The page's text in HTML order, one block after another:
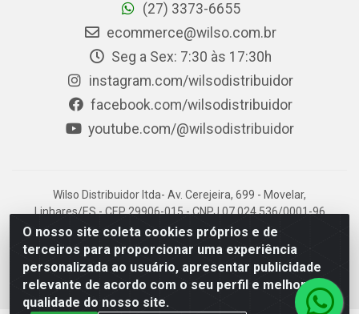
O nosso site coleta cookies próprios e de
terceiros para proporcionar uma experiência
personalizada ao usuário, apresentar publicidade
relevante de acordo com o seu perfil e melhorar a
qualidade do nosso site.
(27) 3373-6655
ecommerce@wilso.com.br
Seg a Sex: 7:30 às 17:30h
instagram.com/wilsodistribuidor
facebook.com/wilsodistribuidor
youtube.com/@wilsodistribuidor
Wilso Distribuidor ltda- Av. Cerejeira, 699 - Movelar,
Linhares/ES - CEP 29906-015 - CNPJ 07.024.536/0001-96